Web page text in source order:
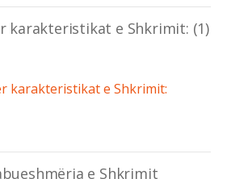
karakteristikat e Shkrimit: (1)
karakteristikat e Shkrimit:
e Shkrimit